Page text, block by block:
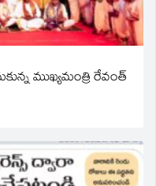
ముఖ్యమంత్రి రేవంత్